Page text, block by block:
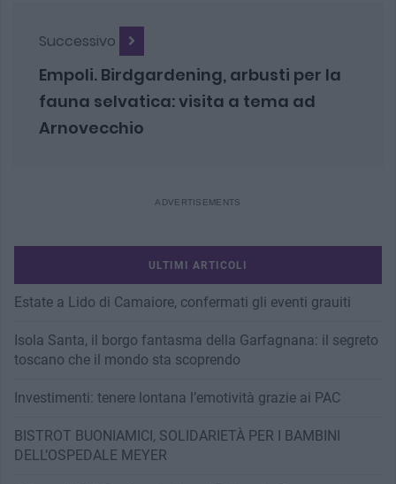
Successivo
Empoli. Birdgardening, arbusti per la
fauna selvatica: visita a tema ad
Arnovecchio
ULTIMI ARTICOLI
Estate a Lido di Camaiore, confermati gli eventi grauiti
Isola Santa, il borgo fantasma della Garfagnana: il segreto
toscano che il mondo sta scoprendo
Investimenti: tenere lontana l’emotività grazie ai PAC
BISTROT BUONIAMICI, SOLIDARIETÀ PER I BAMBINI
DELL’OSPEDALE MEYER